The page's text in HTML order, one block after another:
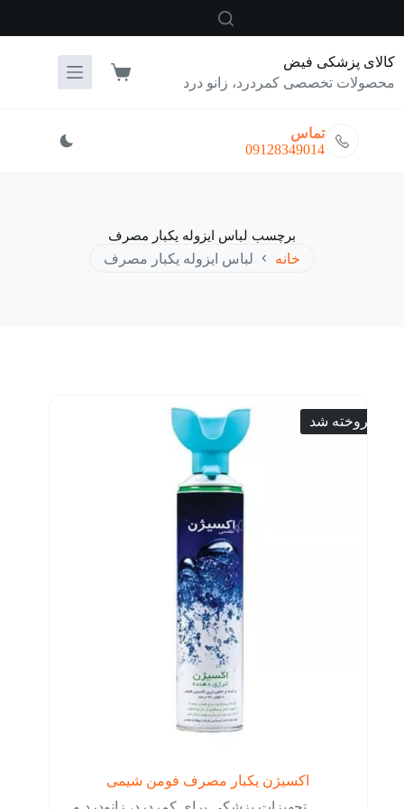
کالای پزشکی فیض
محصولات تخصصی کمردرد، زانو درد
سبد
تماس
09128349014
برچسب لباس ایزوله یکبار مصرف
خانه
لباس ایزوله یکبار مصرف
فروخته شد
اکسیژن یکبار مصرف فومن شیمی